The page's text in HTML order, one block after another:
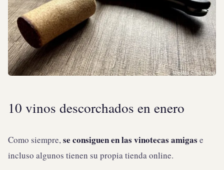
10 vinos descorchados en enero
Como siempre,se consiguen en las vinotecas amigas e
incluso algunos tienen su propia tienda online.